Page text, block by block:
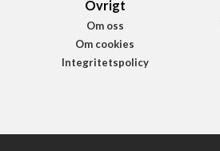
Övrigt
Om oss
Om cookies
Integritetspolicy